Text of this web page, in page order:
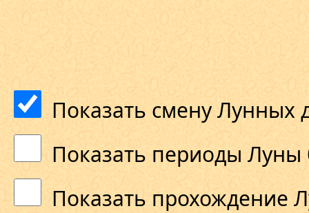
Показать смену Лунных
Показать периоды Луны
Показать прохождение